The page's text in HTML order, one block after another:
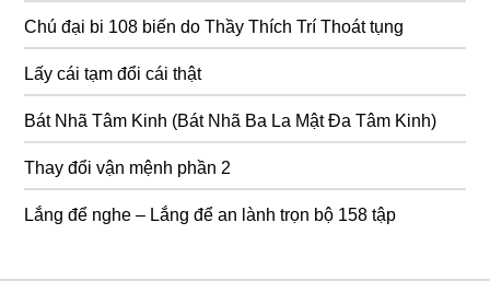
Chú đại bi 108 biến do Thầy Thích Trí Thoát tụng
Lấy cái tạm đổi cái thật
Bát Nhã Tâm Kinh (Bát Nhã Ba La Mật Đa Tâm Kinh)
Thay đổi vận mệnh phần 2
Lắng để nghe – Lắng để an lành trọn bộ 158 tập